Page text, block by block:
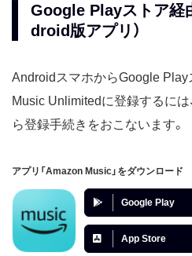
Google Playストア経
droid版アプリ）
AndroidスマホからGoogle
Music Unlimitedに登録するに
ら登録手続きをおこないます。
アプリ「Amazon Music」をダウンロード
Google Play
App Store